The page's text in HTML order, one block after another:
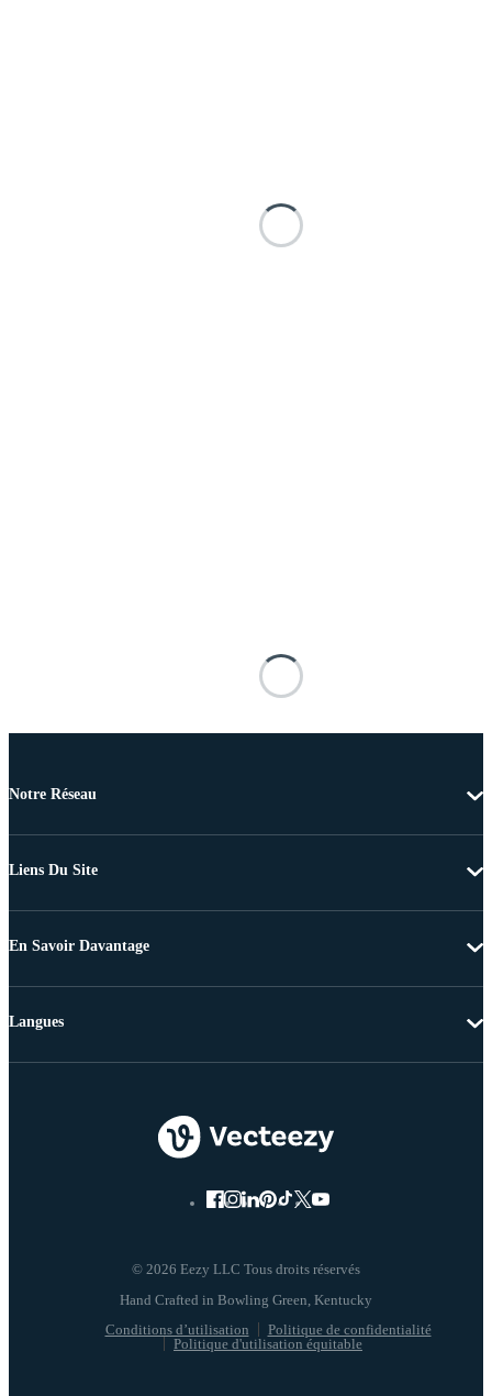
Notre Réseau
Liens Du Site
En Savoir Davantage
© 2026 Eezy LLC Tous droits réservés
Conditions d’utilisation
Politique de confidentialité
Politique d'utilisation équitable
Langues